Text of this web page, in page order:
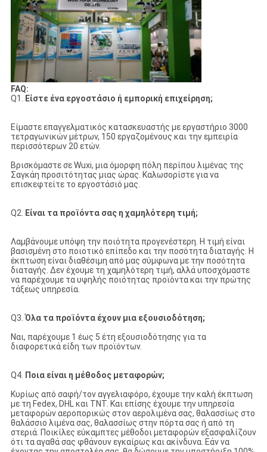
FAQ:
Q1.
Είστε ένα εργοστάσιο ή εμπορική επιχείρηση;
Είμαστε επαγγελματικός κατασκευαστής με εργαστήριο 3000
τετραγωνικών μέτρων, 150 εργαζομένους και την εμπειρία
περισσότερων 20 ετών.
Βρισκόμαστε σε Wuxi, μια όμορφη πόλη περίπου λιμένας της
Σαγκάη προσιτότητας μιας ώρας. Καλωσορίστε για να
επισκεφτείτε το εργοστάσιό μας.
Q2. Είναι τα προϊόντα σας η χαμηλότερη τιμή;
Λαμβάνουμε υπόψη την ποιότητα προγενέστερη. Η τιμή είναι
βασισμένη στο ποιοτικό επίπεδο και την ποσότητα διαταγής. Η
έκπτωση είναι διαθέσιμη από μας σύμφωνα με την ποσότητα
διαταγής. Δεν έχουμε τη χαμηλότερη τιμή, αλλά υποσχόμαστε
να παρέχουμε τα υψηλής ποιότητας προϊόντα και την πρώτης
τάξεως υπηρεσία.
Q3.Όλα τα προϊόντα έχουν μια εξουσιοδότηση;
Ναι, παρέχουμε 1 έως 5 έτη εξουσιοδότησης για τα
διαφορετικά είδη των προϊόντων.
Q4. Ποια είναι η μέθοδος μεταφορών;
Κυρίως από σαφή/τον αγγελιαφόρο, έχουμε την καλή έκπτωση
με τη Fedex, DHL και TNT. Και επίσης έχουμε την υπηρεσία
μεταφορών αεροπορικώς στον αερολιμένα σας, θαλασσίως στο
θαλάσσιο λιμένα σας, θαλασσίως στην πόρτα σας ή από τη
στεριά. Ποικίλες εύκαμπτες μέθοδοι μεταφορών εξασφαλίζουν
ότι τα αγαθά σας φθάνουν εγκαίρως και ακίνδυνα. Εάν να